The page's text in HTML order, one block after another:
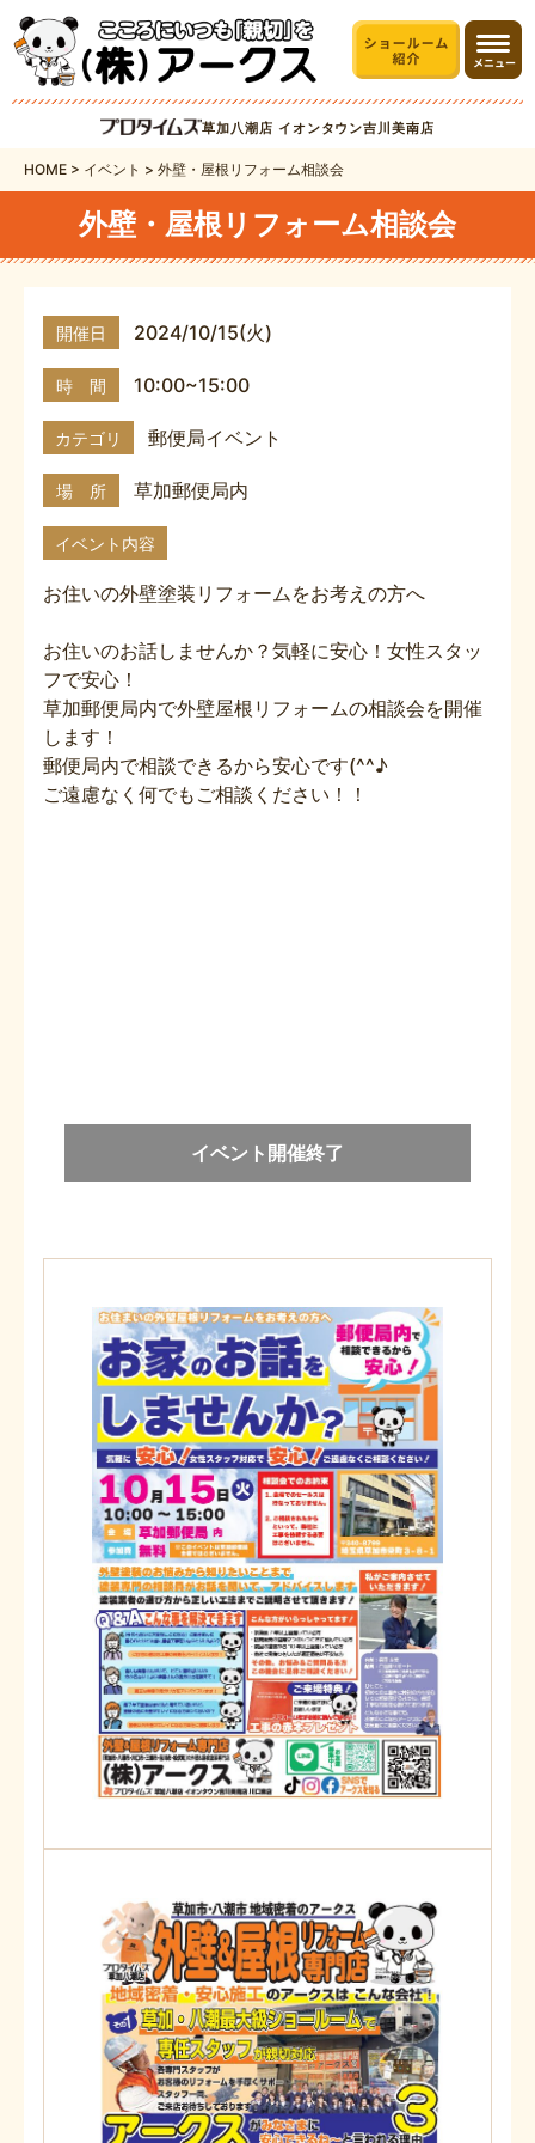
草加八潮店 イオンタウン吉川美南店
HOME > イベント > 外壁・屋根リフォーム相談会
外壁・屋根リフォーム相談会
開催日 2024/10/15(火)
時 間 10:00~15:00
カテゴリ 郵便局イベント
場 所 草加郵便局内
イベント内容
お住いの外壁塗装リフォームをお考えの方へ
お住いのお話しませんか？気軽に安心！女性スタッ
フで安心！
草加郵便局内で外壁屋根リフォームの相談会を開催
します！
郵便局内で相談できるから安心です(^^♪
ご遠慮なく何でもご相談ください！！
イベント開催終了